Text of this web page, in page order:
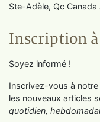
Ste-Adèle, Qc Canada
Inscription
Soyez informé !
Inscrivez-vous à notre
les nouveaux articles
quotidien,